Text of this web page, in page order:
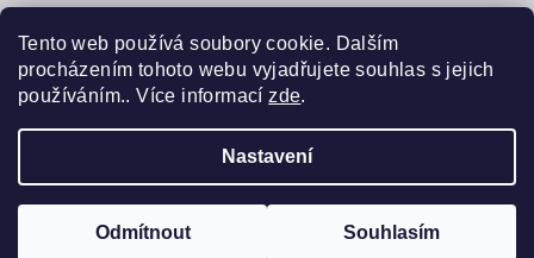
Tento web používá soubory cookie. Dalším
procházením tohoto webu vyjadřujete souhlas s jejich
používáním.. Více informacízde.
Nastavení
Odmítnout Souhlasím
Nákupní košík
0ks /0 Kč
. Všechna práva vyhrazena.